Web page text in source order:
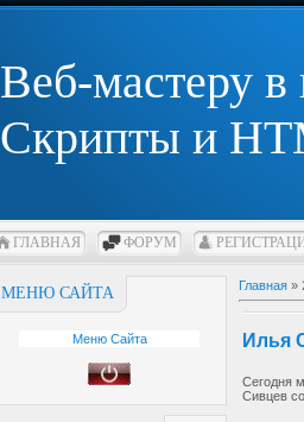
Веб-мастеру
Скрипты и
ГЛАВНАЯ ФОРУМ
МЕНЮ САЙТА
Меню Сайта
Главная »
Илья
Сегодня
Сивцев